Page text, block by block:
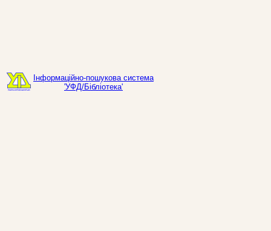
Інформаційно-пошукова система
'УФД/Бібліотека'